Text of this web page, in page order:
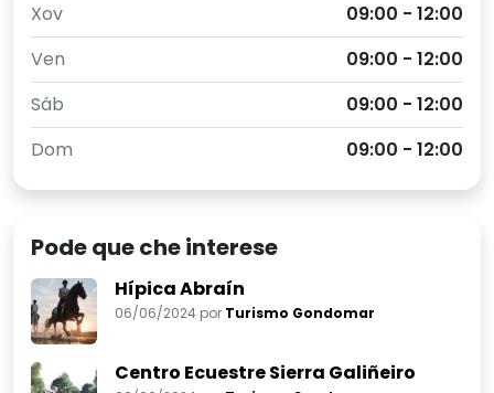
Xov
09:00 - 12:00
Ven
09:00 - 12:00
Sáb
09:00 - 12:00
Dom
09:00 - 12:00
Pode que che interese
Hípica Abraín
06/06/2024 por Turismo Gondomar
Centro Ecuestre Sierra Galiñeiro